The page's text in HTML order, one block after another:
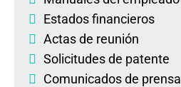
Estados financieros
Actas de reunión
Solicitudes de patente
Comunicados de prensa